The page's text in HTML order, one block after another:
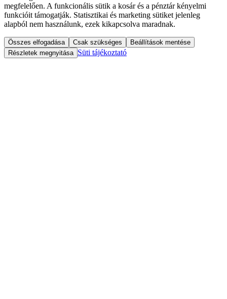
megfelelően. A funkcionális sütik a kosár és a pénztár kényelmi
funkcióit támogatják. Statisztikai és marketing sütiket jelenleg
alapból nem használunk, ezek kikapcsolva maradnak.
Összes elfogadása Csak szükséges
Beállítások mentése
Részletek megnyitása Süti tájékoztató